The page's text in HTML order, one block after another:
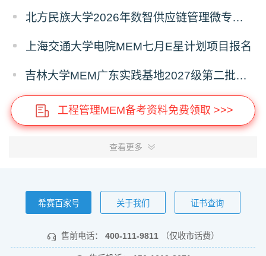
北方民族大学2026年数智供应链管理微专业招生简章
上海交通大学电院MEM七月E星计划项目报名
吉林大学MEM广东实践基地2027级第二批次预审面试启动
工程管理MEM备考资料免费领取 >>>
查看更多
希赛百家号 关于我们 证书查询
售前电话： 400-111-9811 （仅收市话费）